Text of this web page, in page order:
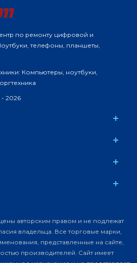
по ремонту цифровой и
телефоны, планшеты,
Компьютеры, ноутбуки,
- 2026
авторским правом и не подлежат
владельца. Все торговые марки,
представленные на сайте,
производителей. Сайт имеет